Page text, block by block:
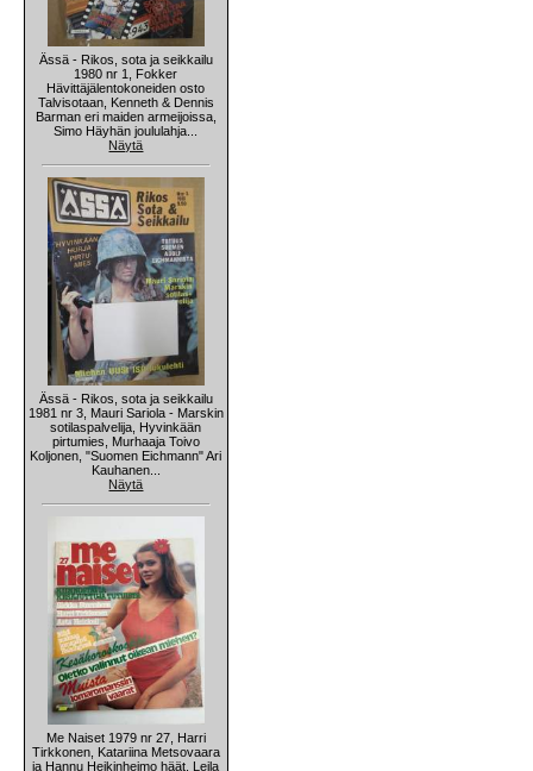
Ässä - Rikos, sota ja seikkailu
1980 nr 1, Fokker
Hävittäjälentokoneiden osto
Talvisotaan, Kenneth & Dennis
Barman eri maiden armeijoissa,
Simo Häyhän joululahja...
Näytä
Ässä - Rikos, sota ja seikkailu
1981 nr 3, Mauri Sariola - Marskin
sotilaspalvelija, Hyvinkään
pirtumies, Murhaaja Toivo
Koljonen, "Suomen Eichmann" Ari
Kauhanen...
Näytä
Me Naiset 1979 nr 27, Harri
Tirkkonen, Katariina Metsovaara
ja Hannu Heikinheimo häät, Leila